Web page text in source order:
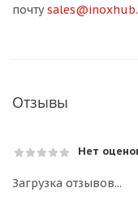
почту
Отзывы
Нет
Загрузка отзывов...